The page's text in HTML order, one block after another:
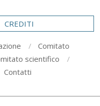
CREDITI
Comitato
scientifico
Contatti